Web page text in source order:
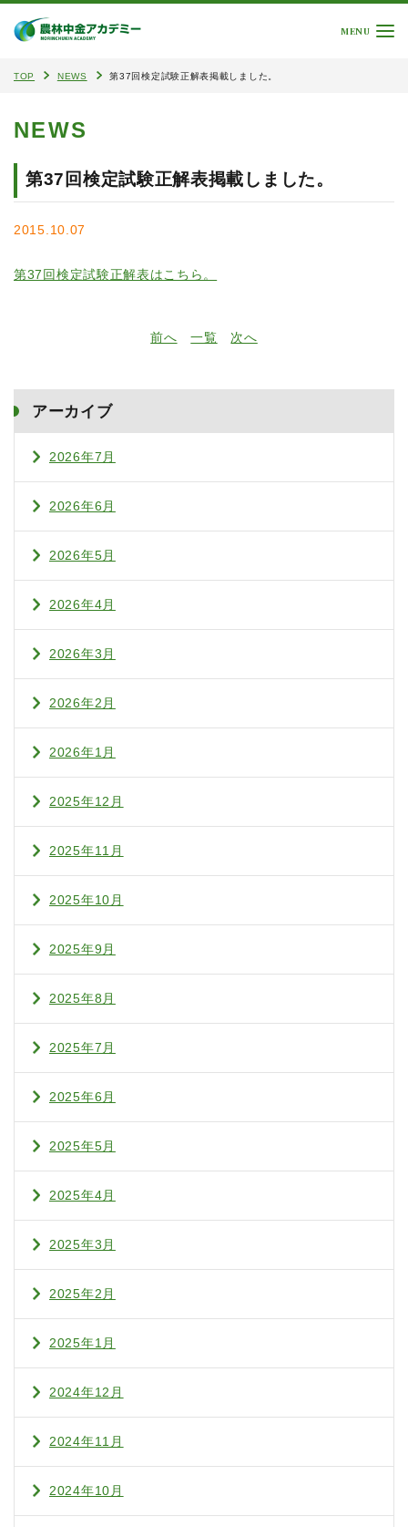
MENU
TOP NEWS 第37回検定試験正解表掲載しました。
NEWS
第37回検定試験正解表掲載しました。
2015.10.07
第37回検定試験正解表はこちら。
前へ 一覧 次へ
アーカイブ
2026年7月
2026年6月
2026年5月
2026年4月
2026年3月
2026年2月
2026年1月
2025年12月
2025年11月
2025年10月
2025年9月
2025年8月
2025年7月
2025年6月
2025年5月
2025年4月
2025年3月
2025年2月
2025年1月
2024年12月
2024年11月
2024年10月